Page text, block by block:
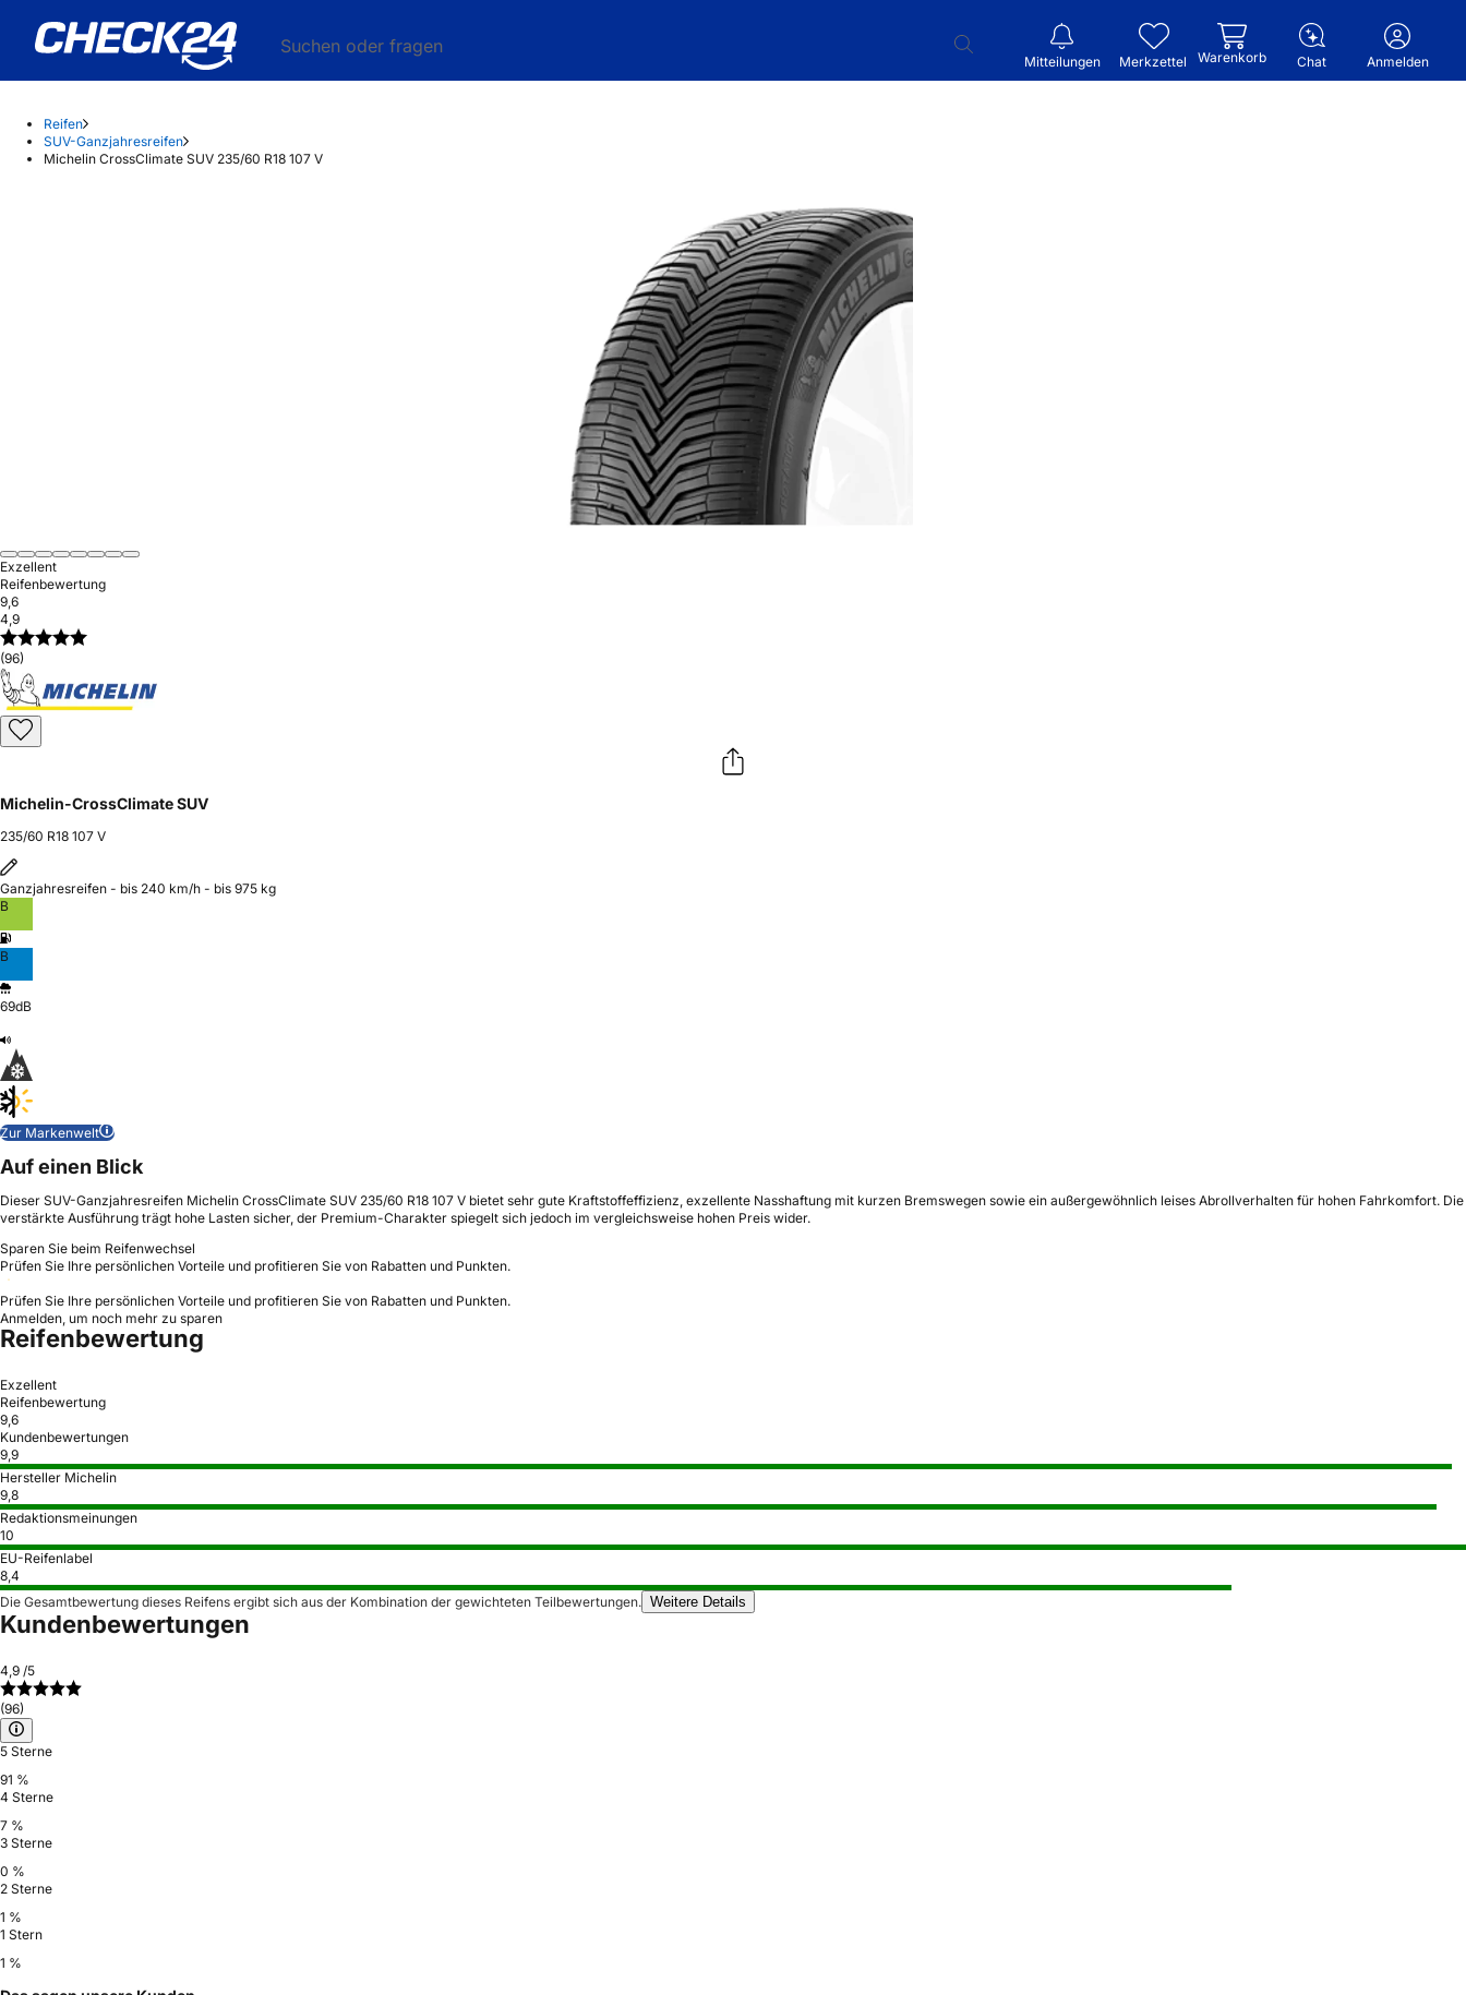
Suchen oder fragen
Mitteilungen Merkzettel Warenkorb Chat Anmelden
Reifen
SUV-Ganzjahresreifen
Michelin CrossClimate SUV 235/60 R18 107 V
Exzellent
Reifenbewertung
9,6
4,9
(96)
Michelin-CrossClimate SUV
235/60 R18 107 V
Ganzjahresreifen - bis 240 km/h - bis 975 kg
B
B
69dB
Zur Markenwelt
Auf einen Blick
Dieser SUV-Ganzjahresreifen Michelin CrossClimate SUV 235/60 R18 107 V bietet sehr gute Kraftstoffeffizienz, exzellente Nasshaftung mit kurzen Bremswegen sowie ein außergewöhnlich leises Abrollverhalten für hohen Fahrkomfort. Die
verstärkte Ausführung trägt hohe Lasten sicher, der Premium-Charakter spiegelt sich jedoch im vergleichsweise hohen Preis wider.
Sparen Sie beim Reifenwechsel
Prüfen Sie Ihre persönlichen Vorteile und profitieren Sie von Rabatten und Punkten.
Prüfen Sie Ihre persönlichen Vorteile und profitieren Sie von Rabatten und Punkten.
Anmelden, um noch mehr zu sparen
Reifenbewertung
Exzellent
Reifenbewertung
9,6
Kundenbewertungen
9,9
Hersteller Michelin
9,8
Redaktionsmeinungen
10
EU-Reifenlabel
8,4
Die Gesamtbewertung dieses Reifens ergibt sich aus der Kombination der gewichteten Teilbewertungen. Weitere Details
Kundenbewertungen
4,9 /5
(96)
5 Sterne
91 %
4 Sterne
7 %
3 Sterne
0 %
2 Sterne
1 %
1 Stern
1 %